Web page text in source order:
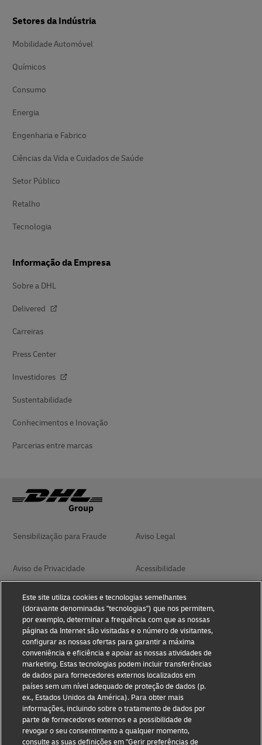
Setores da Indústria
Mobilidade Automóvel
Químicos
Consumo
Energia
Engenharia e Fabrico
Ciências da Vida e Cuidados de Saúde
Setor Público
Retalho
Tecnologia
Informação da Empresa
Sobre a DHL
Delivered
Carreiras
Press Center
Investidores
Sustentabilidade
Conhecimentos e Inovação
Parcerias entre marcas
Sensibilização para Fraude Aviso Legal
Aviso de Privacidade Acessibilidade
Management System Policy Termos de Utilização
Termos e Condições de
Transporte
Livro de Elogios
Livro de Reclamações
Eletrónico
Configurações de cookies
Siga-nos
Este site utiliza cookies e tecnologias semelhantes
(doravante denominadas "tecnologias") que nos permitem,
por exemplo, determinar a frequência com que as nossas
páginas da Internet são visitadas e o número de visitantes,
configurar as nossas ofertas para garantir a máxima
conveniência e eficiência e apoiar as nossas atividades de
marketing. Estas tecnologias podem incluir transferências
de dados para fornecedores externos localizados em
países sem um nível adequado de proteção de dados (p.
ex., Estados Unidos da América). Para obter mais
informações, incluindo sobre o tratamento de dados por
parte de fornecedores externos e a possibilidade de
revogar o seu consentimento a qualquer momento,
consulte as suas definições em "Gerir preferências de